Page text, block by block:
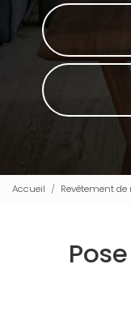
Accueil Revêtement